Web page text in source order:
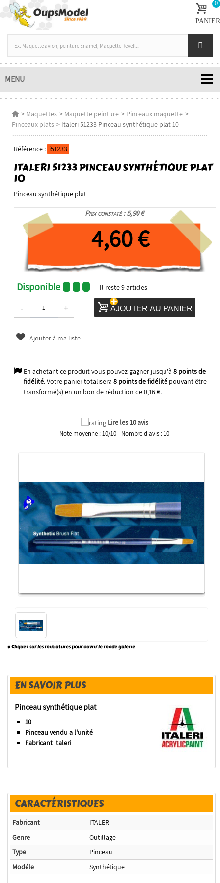
0
PANIER
MENU
> Maquettes > Maquette peinture > Pinceaux maquette >
Pinceaux plats > Italeri 51233 Pinceau synthétique plat 10
Référence : i51233
ITALERI 51233 PINCEAU SYNTHÉTIQUE PLAT
10
Pinceau synthétique plat
Prix constaté : 5,90 €
4,60 €
Disponible Il reste9articles
- + AJOUTER AU PANIER
Ajouter à ma liste
En achetant ce produit vous pouvez gagner jusqu'à 8points de
fidélité. Votre panier totalisera 8points de fidélitépouvant être
transformé(s) en un bon de réduction de0,16 €.
Lire les 10 avis
Note moyenne :10/10- Nombre d'avis :10
* Cliquez sur les miniatures pour ouvrir le mode galerie
EN SAVOIR PLUS
Pinceau synthétique plat
10
Pinceau vendu a l'unité
Fabricant Italeri
CARACTÉRISTIQUES
Fabricant
ITALERI
Genre
Outillage
Type
Pinceau
Modéle
Synthétique